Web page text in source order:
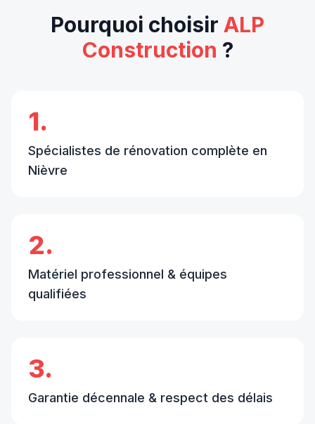
Pourquoi choisir ALP
Construction ?
1.
Spécialistes de rénovation complète en
Nièvre
2.
Matériel professionnel & équipes
qualifiées
3.
Garantie décennale & respect des délais